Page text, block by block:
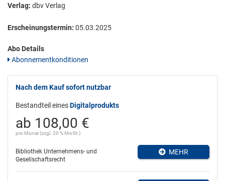
Verlag: dbv Verlag
Erscheinungstermin: 05.03.2025
Abo Details
Abonnementkonditionen
Nach dem Kauf sofort nutzbar
Bestandteil einesDigitalprodukts
ab 108,00 €
pro Monat (zzgl. 20 % MwSt.)
Bibliothek Unternehmens- und
Gesellschaftsrecht
MEHR